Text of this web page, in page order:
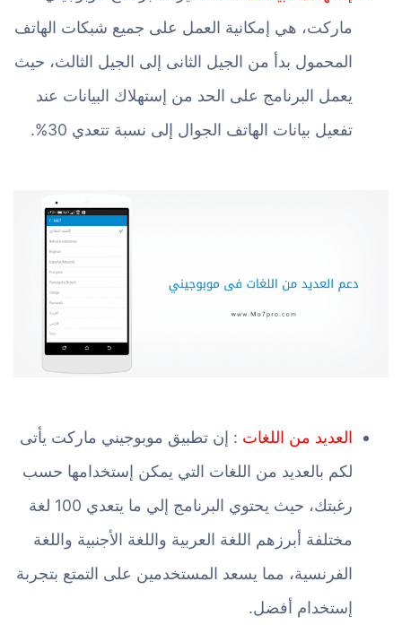
ماركت، هي إمكانية العمل على جميع شبكات الهاتف
المحمول بدأ من الجيل الثانى إلى الجيل الثالث، حيث
يعمل البرنامج على الحد من إستهلاك البيانات عند
تفعيل بيانات الهاتف الجوال إلى نسبة تتعدي 30%.
العديد من اللغات : إن تطبيق موبوجيني ماركت يأتى
لكم بالعديد من اللغات التي يمكن إستخدامها حسب
رغبتك، حيث يحتوي البرنامج إلي ما يتعدي 100 لغة
مختلفة أبرزهم اللغة العربية واللغة الأجنبية واللغة
الفرنسية، مما يسعد المستخدمين على التمتع بتجربة
إستخدام أفضل.